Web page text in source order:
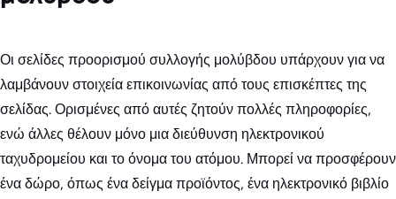
Οι σελίδες προορισμού συλλογής μολύβδου υπάρχουν για να
λαμβάνουν στοιχεία επικοινωνίας από τους επισκέπτες της
σελίδας. Ορισμένες από αυτές ζητούν πολλές πληροφορίες,
ενώ άλλες θέλουν μόνο μια διεύθυνση ηλεκτρονικού
ταχυδρομείου και το όνομα του ατόμου. Μπορεί να προσφέρουν
ένα δώρο, όπως ένα δείγμα προϊόντος, ένα ηλεκτρονικό βιβλίο